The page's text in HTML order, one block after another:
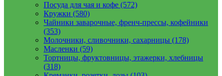
Посуда для чая и кофе (572)
Кружки (580)
Чайники заварочные, френч-прессы, кофейники
(353)
Молочники, сливочники, сахарницы (178)
Масленки (59)
Тортницы, фруктовницы, этажерки, хлебницы
(318)